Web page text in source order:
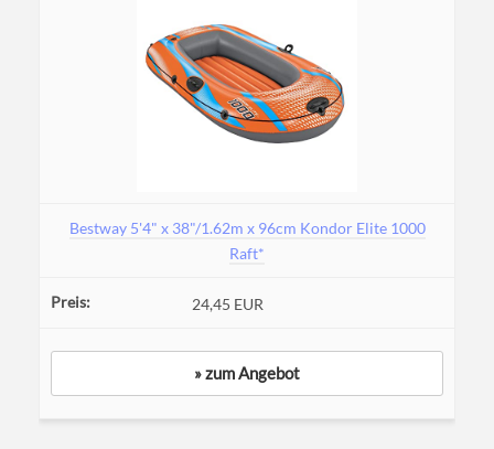
Bestway 5'4" x 38"/1.62m x 96cm Kondor Elite 1000
Raft*
24,45 EUR
» zum Angebot